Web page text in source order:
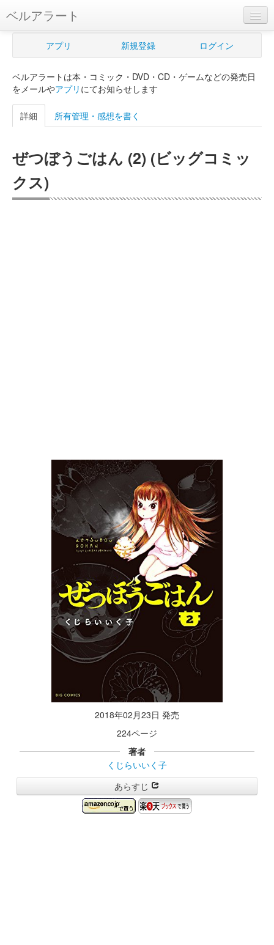
ベルアラート
ベルアラートとは
新規登録
ログイン
購入管理
Myシェルフ
アプリ 新規登録 ログイン
ベルアラートは本・コミック・DVD・CD・ゲームなどの発売日
をメールやアプリ にてお知らせします
詳細 所有管理・感想を書く
ぜつぼうごはん (2) (ビッグコミッ
クス)
2018年02月23日 発売
224ページ
著者
くじらいいく子
あらすじ